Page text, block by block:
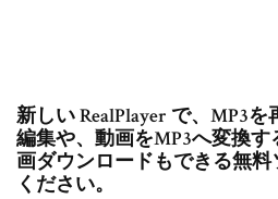
新しい RealPlayer で、MP3
編集や、動画をMP3へ変換
画ダウンロードもできる無
ください。